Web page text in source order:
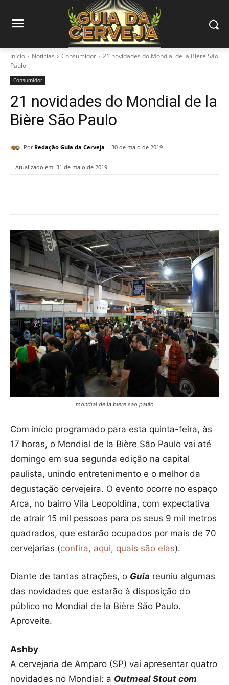
Início Notícias Consumidor
21 novidades do Mondial de la Bière São
Paulo
Consumidor
21 novidades do Mondial de la
Bière São Paulo
Por Redação Guia da Cerveja 30 de maio de 2019
Atualizado em: 31 de maio de 2019
mondial de la bière são paulo
Com início programado para esta quinta-feira, às
17 horas, o Mondial de la Bière São Paulo vai até
domingo em sua segunda edição na capital
paulista, unindo entretenimento e o melhor da
degustação cervejeira. O evento ocorre no espaço
Arca, no bairro Vila Leopoldina, com expectativa
de atrair 15 mil pessoas para os seus 9 mil metros
quadrados, que estarão ocupados por mais de 70
cervejarias (confira, aqui, quais são elas).
Diante de tantas atrações, o Guia reuniu algumas
das novidades que estarão à disposição do
público no Mondial de la Bière São Paulo.
Aproveite.
Ashby
A cervejaria de Amparo (SP) vai apresentar quatro
novidades no Mondial: a Outmeal Stout com